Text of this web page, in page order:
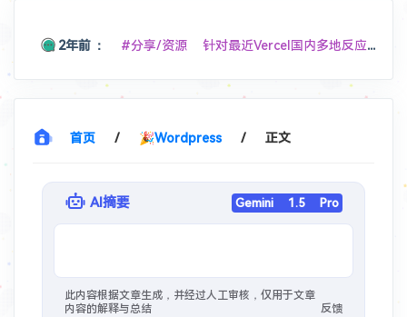
2年前 ： #分享/资源 针对最近Vercel国内多地反应DNS解析跳反诈，分享个可用的中国DNS，
11个月前 #分享/福利 Edgeone 测速页面免费 4 个激活码
1年前：#开源 #分享/网站基于 Cloudflare Workers 的微信文件传输助手 Web 应用，采用单文件全栈架构，实现跨设备文件传输和消息同步功能。
1年前：#教程/GFW VPS 搭建脚本 - Lyndra's Blog
首页 / 🎉Wordpress / 正文
AI摘要 Gemini 1.5 Pro
此内容根据文章生成，并经过人工审核，仅用于文章
内容的解释与总结
反馈